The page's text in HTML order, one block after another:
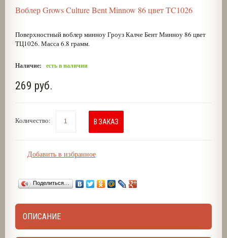
Воблер Grows Culture Bent Minnow 86 цвет TC1026
Поверхностный воблер минноу Гроуз Калче Бент Минноу 86 цвет
ТЦ1026. Масса 6.8 грамм.
Наличие: есть в наличии
269 руб.
Количество: В ЗАКАЗ
Добавить в избранное
Поделиться…
ОПИСАНИЕ